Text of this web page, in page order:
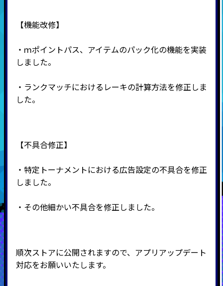
【機能改修】
・ｍポイントパス、アイテムのパック化の機能を実装
しました。
・ランクマッチにおけるレーキの計算方法を修正しま
した。
【不具合修正】
・特定トーナメントにおける広告設定の不具合を修正
しました。
・その他細かい不具合を修正しました。
順次ストアに公開されますので、アプリアップデート
対応をお願いいたします。